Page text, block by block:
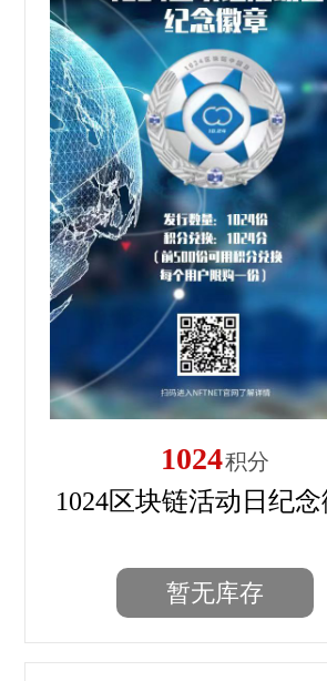
1024积分
1024区块链活动日纪
暂无库存